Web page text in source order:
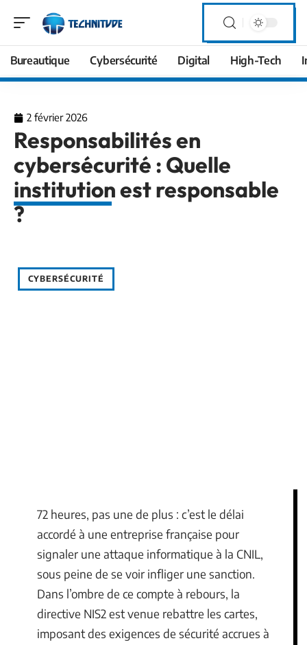
Bureautique Cybersécurité Digital High-Tech
2 février 2026
Responsabilités en
cybersécurité : Quelle
institution est responsable
?
CYBERSÉCURITÉ
72 heures, pas une de plus : c’est le délai
accordé à une entreprise française pour
signaler une attaque informatique à la CNIL,
sous peine de se voir infliger une sanction.
Dans l’ombre de ce compte à rebours, la
directive NIS2 est venue rebattre les cartes,
imposant des exigences de sécurité accrues à